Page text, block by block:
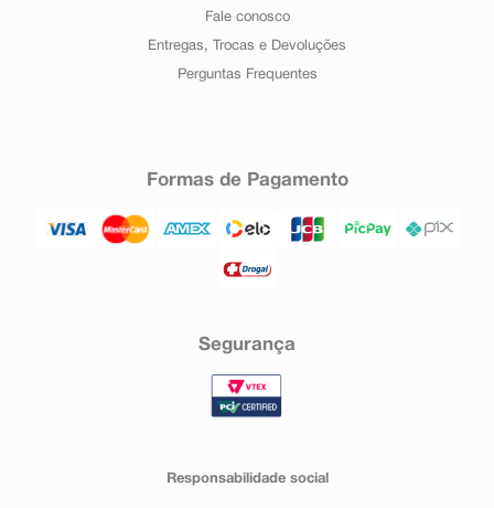
Fale conosco
Entregas, Trocas e Devoluções
Perguntas Frequentes
Formas de Pagamento
Segurança
Responsabilidade social